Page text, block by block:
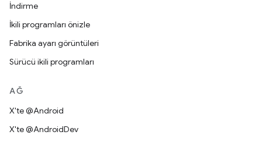
İndirme
İkili programları önizle
Fabrika ayarı görüntüleri
Sürücü ikili programları
AĞ
X'te @Android
X'te @AndroidDev